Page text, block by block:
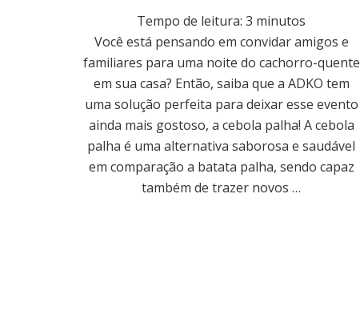
Tempo de leitura: 3 minutos
Você está pensando em convidar amigos e
familiares para uma noite do cachorro-quente
em sua casa? Então, saiba que a ADKO tem
uma solução perfeita para deixar esse evento
ainda mais gostoso, a cebola palha! A cebola
palha é uma alternativa saborosa e saudável
em comparação a batata palha, sendo capaz
também de trazer novos …